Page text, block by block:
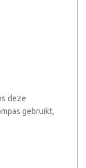
deze
gebruikt,